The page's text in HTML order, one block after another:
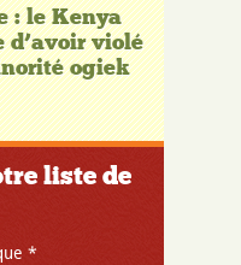
: le Kenya
d’avoir violé
ogiek
liste de
*